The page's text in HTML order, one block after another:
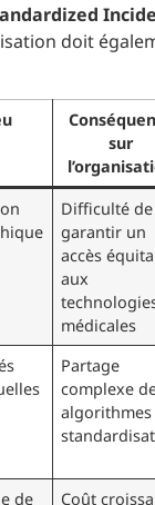
doit
sur
Difficulté de
garantir un
accès
aux
médicales
Partage
complexe
algorithmes
de
Coût